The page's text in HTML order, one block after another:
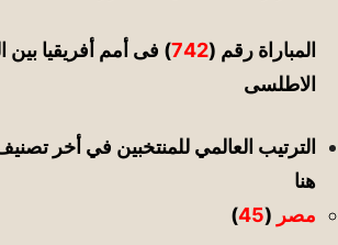
المباراة رقم (742) فى أمم أفريقيا بين
الاطلسى
الترتيب العالمي للمنتخبين في أخر
هنا
مصر (
45
)